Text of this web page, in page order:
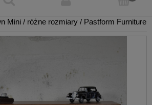
Mini / różne rozmiary / Pastform Furniture